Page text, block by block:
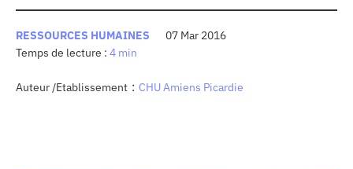
nous
ce qu’un CHU ?
RESSOURCES HUMAINES
07 Mar 2016
4 min
Auteur /Etablissement : CHU Amiens Picardie